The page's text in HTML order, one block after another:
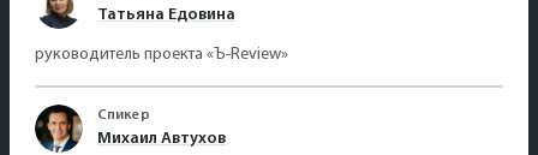
Татьяна Едовина
руководитель проекта «Ъ-Review»
Спикер
Михаил Автухов